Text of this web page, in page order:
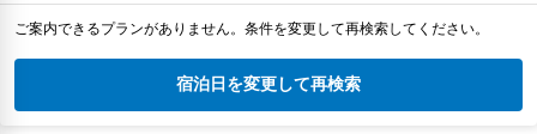
ご案内できるプランがありません。条件を変更して再検索してください。
宿泊日を変更して再検索